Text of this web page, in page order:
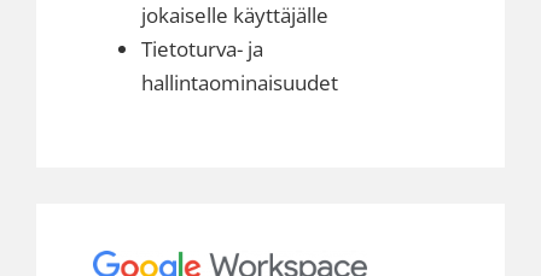
jokaiselle käyttäjälle
Tietoturva- ja
hallintaominaisuudet